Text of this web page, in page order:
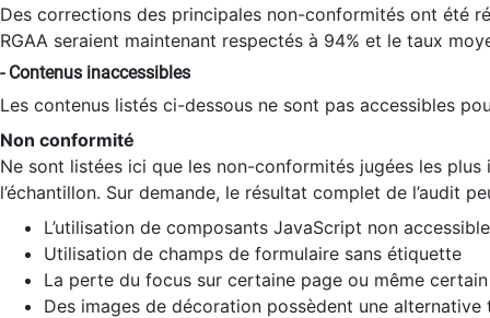
Des corrections des principales non-conformités ont été
RGAA seraient maintenant respectés à 94% et le taux
- Contenus inaccessibles
Les contenus listés ci-dessous ne sont pas accessibles
Non conformité
Ne sont listées ici que les non-conformités jugées les
l’échantillon. Sur demande, le résultat complet de l’audit
L’utilisation de composants JavaScript non
Utilisation de champs de formulaire sans étiquette
La perte du focus sur certaine page ou même
Des images de décoration possèdent une alternative